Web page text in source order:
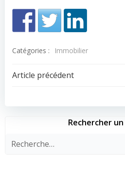
Catégories : Immobilier
Navigation
de
l’article
Article précédent
Rechercher